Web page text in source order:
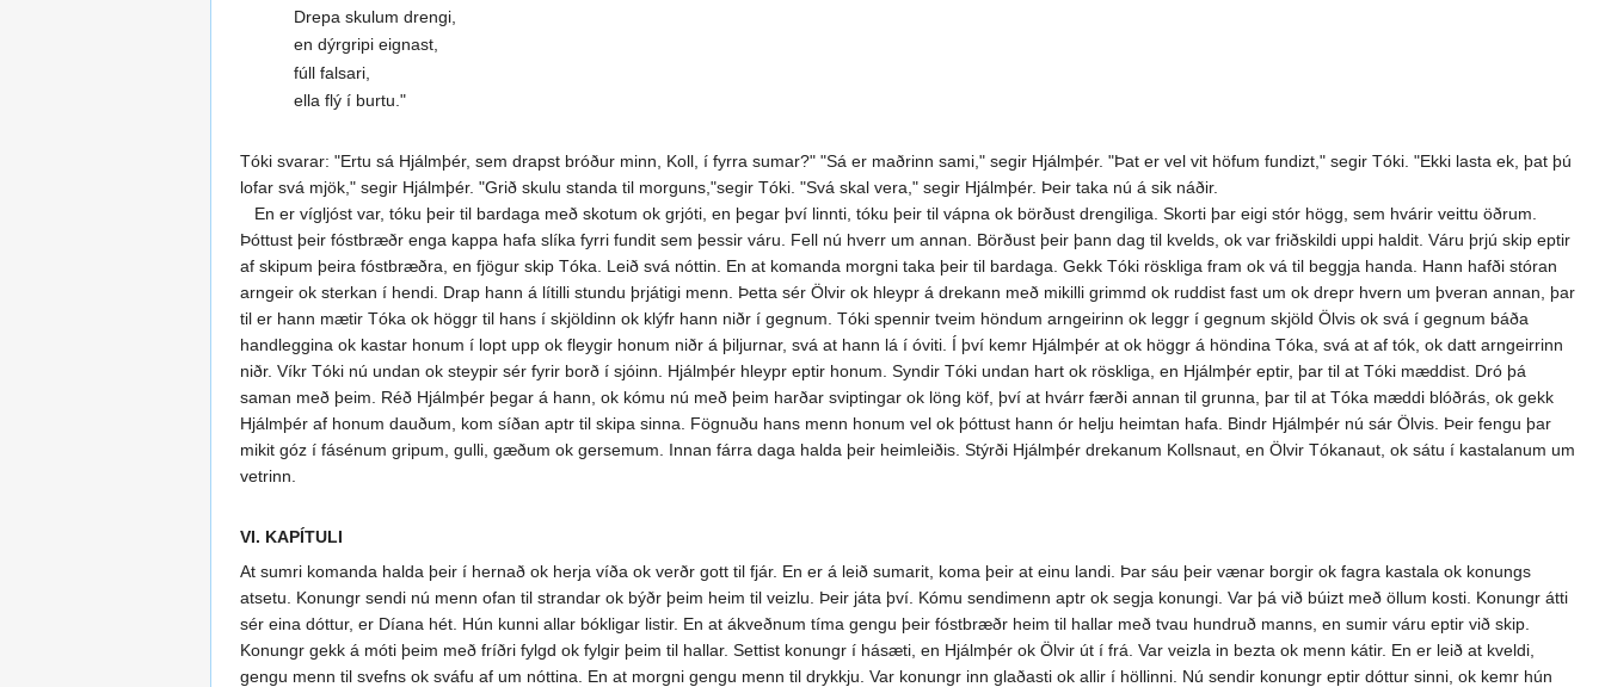
Drepa skulum drengi,
en dýrgripi eignast,
fúll falsari,
ella flý í burtu."
Tóki svarar: "Ertu sá Hjálmþér, sem drapst bróður minn, Koll, í fyrra sumar?" "Sá er maðrinn sami," segir Hjálmþér. "Þat er vel vit höfum fundizt," segir Tóki. "Ekki lasta ek, þat þú
lofar svá mjök," segir Hjálmþér. "Grið skulu standa til morguns,"segir Tóki. "Svá skal vera," segir Hjálmþér. Þeir taka nú á sik náðir.
En er vígljóst var, tóku þeir til bardaga með skotum ok grjóti, en þegar því linnti, tóku þeir til vápna ok börðust drengiliga. Skorti þar eigi stór högg, sem hvárir veittu öðrum.
Þóttust þeir fóstbræðr enga kappa hafa slíka fyrri fundit sem þessir váru. Fell nú hverr um annan. Börðust þeir þann dag til kvelds, ok var friðskildi uppi haldit. Váru þrjú skip eptir
af skipum þeira fóstbræðra, en fjögur skip Tóka. Leið svá nóttin. En at komanda morgni taka þeir til bardaga. Gekk Tóki röskliga fram ok vá til beggja handa. Hann hafði stóran
arngeir ok sterkan í hendi. Drap hann á lítilli stundu þrjátigi menn. Þetta sér Ölvir ok hleypr á drekann með mikilli grimmd ok ruddist fast um ok drepr hvern um þveran annan, þar
til er hann mætir Tóka ok höggr til hans í skjöldinn ok klýfr hann niðr í gegnum. Tóki spennir tveim höndum arngeirinn ok leggr í gegnum skjöld Ölvis ok svá í gegnum báða
handleggina ok kastar honum í lopt upp ok fleygir honum niðr á þiljurnar, svá at hann lá í óviti. Í því kemr Hjálmþér at ok höggr á höndina Tóka, svá at af tók, ok datt arngeirrinn
niðr. Víkr Tóki nú undan ok steypir sér fyrir borð í sjóinn. Hjálmþér hleypr eptir honum. Syndir Tóki undan hart ok röskliga, en Hjálmþér eptir, þar til at Tóki mæddist. Dró þá
saman með þeim. Réð Hjálmþér þegar á hann, ok kómu nú með þeim harðar sviptingar ok löng köf, því at hvárr færði annan til grunna, þar til at Tóka mæddi blóðrás, ok gekk
Hjálmþér af honum dauðum, kom síðan aptr til skipa sinna. Fögnuðu hans menn honum vel ok þóttust hann ór helju heimtan hafa. Bindr Hjálmþér nú sár Ölvis. Þeir fengu þar
mikit góz í fásénum gripum, gulli, gæðum ok gersemum. Innan fárra daga halda þeir heimleiðis. Stýrði Hjálmþér drekanum Kollsnaut, en Ölvir Tókanaut, ok sátu í kastalanum um
vetrinn.
VI. KAPÍTULI
At sumri komanda halda þeir í hernað ok herja víða ok verðr gott til fjár. En er á leið sumarit, koma þeir at einu landi. Þar sáu þeir vænar borgir ok fagra kastala ok konungs
atsetu. Konungr sendi nú menn ofan til strandar ok býðr þeim heim til veizlu. Þeir játa því. Kómu sendimenn aptr ok segja konungi. Var þá við búizt með öllum kosti. Konungr átti
sér eina dóttur, er Díana hét. Hún kunni allar bókligar listir. En at ákveðnum tíma gengu þeir fóstbræðr heim til hallar með tvau hundruð manns, en sumir váru eptir við skip.
Konungr gekk á móti þeim með fríðri fylgd ok fylgir þeim til hallar. Settist konungr í hásæti, en Hjálmþér ok Ölvir út í frá. Var veizla in bezta ok menn kátir. En er leið at kveldi,
gengu menn til svefns ok sváfu af um nóttina. En at morgni gengu menn til drykkju. Var konungr inn glaðasti ok allir í höllinni. Nú sendir konungr eptir dóttur sinni, ok kemr hún